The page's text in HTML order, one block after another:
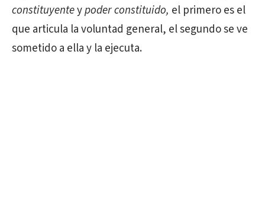
constituyenteypoder constituido, el primero es el
que articula la voluntad general, el segundo se ve
sometido a ella y la ejecuta.